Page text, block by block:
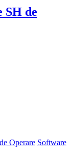
SH de
Operare Software